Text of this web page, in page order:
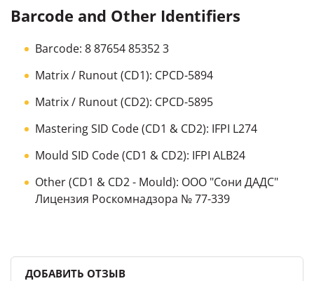
Barcode and Other Identifiers
Barcode: 8 87654 85352 3
Matrix / Runout (CD1): CPCD-5894
Matrix / Runout (CD2): CPCD-5895
Mastering SID Code (CD1 & CD2): IFPI L274
Mould SID Code (CD1 & CD2): IFPI ALB24
Other (CD1 & CD2 - Mould): ООО "Сони ДАДС"
Лицензия Роскомнадзора № 77-339
ДОБАВИТЬ ОТЗЫВ